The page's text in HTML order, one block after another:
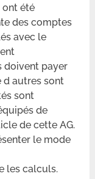
ont été
des comptes
avec le
doivent payer
d autres sont
sont
de
de cette AG.
le mode
les calculs.